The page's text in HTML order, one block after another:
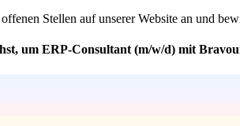
Stellen auf unserer Website an und
um ERP-Consultant (m/w/d) mit